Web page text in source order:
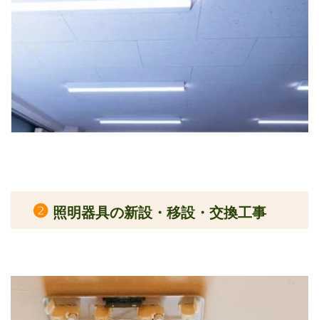
❷ 照明器具の新設・移設・交換工事